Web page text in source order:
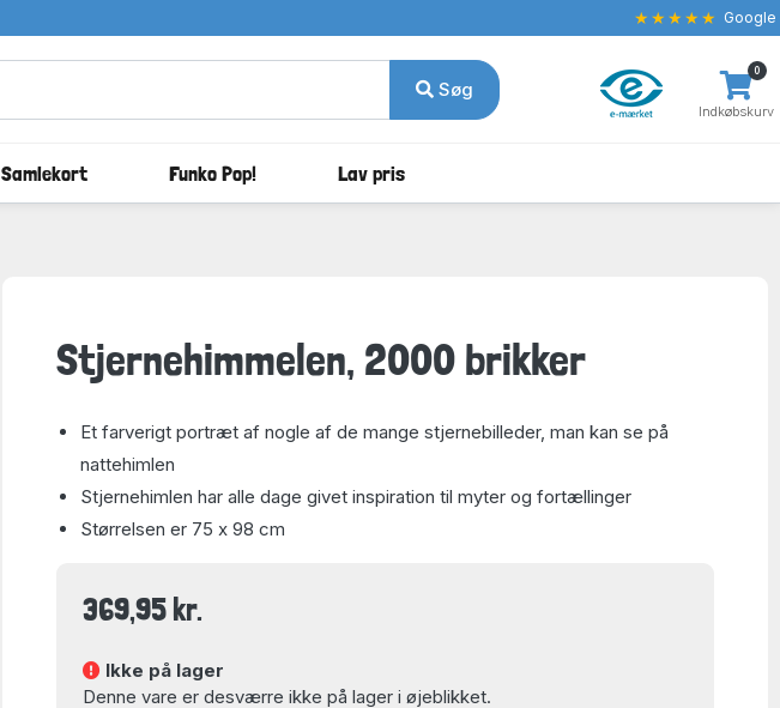
★★★★★ Google
Søg
Indkøbskurv
0
Samlekort Funko Pop! Lav pris
Stjernehimmelen, 2000 brikker
Et farverigt portræt af nogle af de mange stjernebilleder, man kan se på
nattehimlen
Stjernehimlen har alle dage givet inspiration til myter og fortællinger
Størrelsen er 75 x 98 cm
369,95 kr.
Ikke på lager
Denne vare er desværre ikke på lager i øjeblikket.